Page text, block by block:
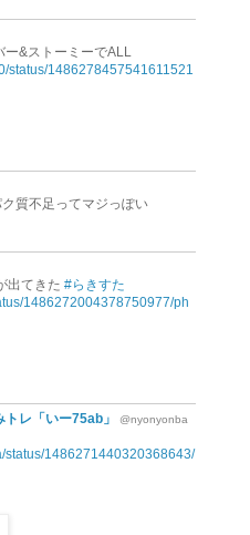
&ストーミーでALL
status/1486278457541611521
質不足ってマジっぽい
出てきた #らきすた
1486272004378750977/ph
レ「いー75ab」 @nyonyonba
status/1486271440320368643/